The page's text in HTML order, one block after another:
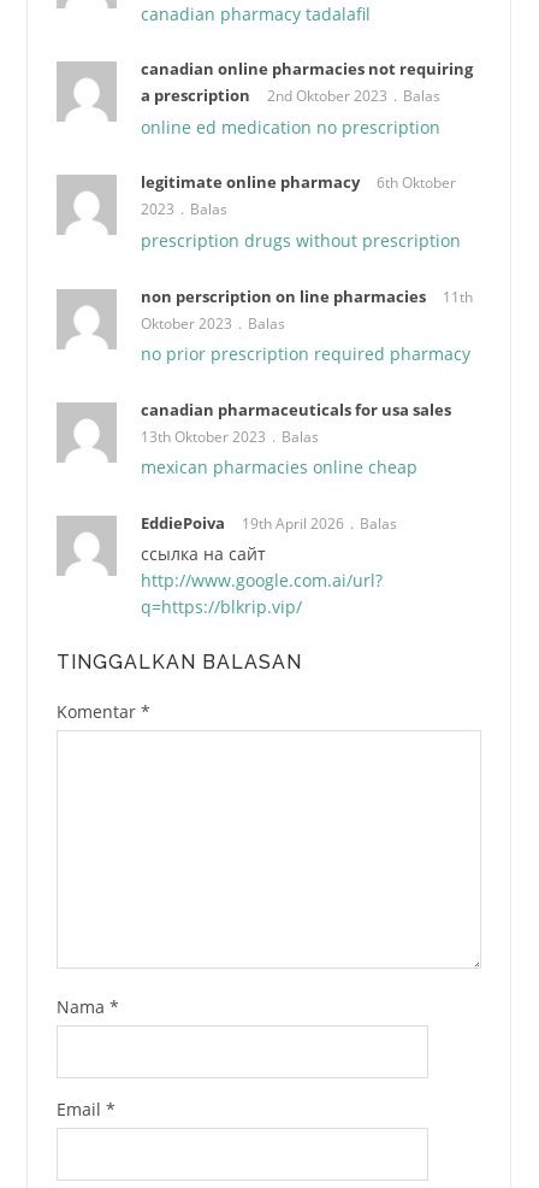
canadian pharmacy tadalafil
canadian online pharmacies not requiring
a prescription
2nd Oktober 2023 Balas
online ed medication no prescription
legitimate online pharmacy
6th Oktober
2023
Balas
prescription drugs without prescription
non perscription on line pharmacies
11th
Oktober 2023
Balas
no prior prescription required pharmacy
canadian pharmaceuticals for usa sales
13th Oktober 2023 Balas
mexican pharmacies online cheap
EddiePoiva 19th April 2026 Balas
ссылка на сайт
http://www.google.com.ai/url?
q=https://blkrip.vip/
TINGGALKAN BALASAN
Komentar *
Nama *
Email *